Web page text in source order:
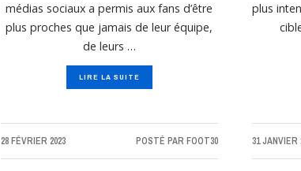
médias sociaux a permis aux fans d’être
plus proches que jamais de leur équipe,
de leurs …
LIRE LA SUITE
28 FÉVRIER 2023 POSTÉ PAR FOOT30
plus
31 JANVIER